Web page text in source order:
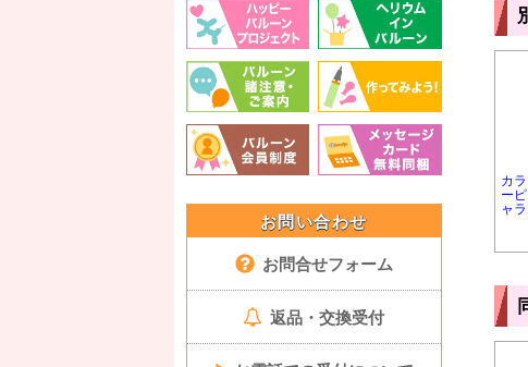
お問い合わせ
お問合せフォーム
返品・交換受付
カ
ー
ャ